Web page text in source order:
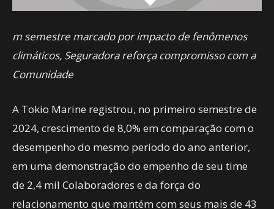
m semestre marcado por impacto de fenômenos
climáticos, Seguradora reforça compromisso com a
Comunidade
A Tokio Marine registrou, no primeiro semestre de
2024, crescimento de 8,0% em comparação com o
desempenho do mesmo período do ano anterior,
em uma demonstração do empenho de seu time
de 2,4 mil Colaboradores e da força do
relacionamento que mantém com seus mais de 43